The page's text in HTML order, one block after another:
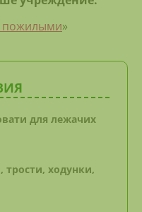
пожилыми»
для лежачих
ходунки,